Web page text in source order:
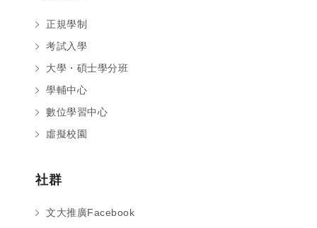
正規學制
考試入學
大學・碩士學分班
學輔中心
數位學習中心
虛擬校園
社群
文大推廣Facebook